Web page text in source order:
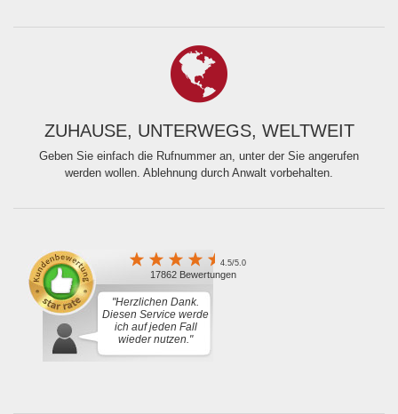
ZUHAUSE, UNTERWEGS, WELTWEIT
Geben Sie einfach die Rufnummer an, unter der Sie angerufen
werden wollen. Ablehnung durch Anwalt vorbehalten.
4.5/5.0
17862 Bewertungen
"Herzlichen Dank.
Diesen Service werde
ich auf jeden Fall
wieder nutzen."